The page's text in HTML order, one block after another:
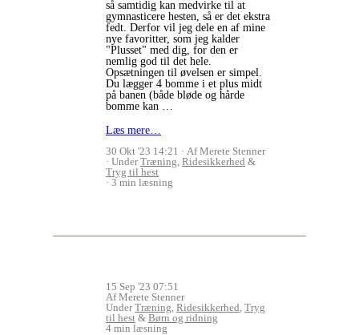
så samtidig kan medvirke til at
gymnasticere hesten, så er det ekstra
fedt. Derfor vil jeg dele en af mine
nye favoritter, som jeg kalder
"Plusset" med dig, for den er
nemlig god til det hele.
Opsætningen til øvelsen er simpel.
Du lægger 4 bomme i et plus midt
på banen (både bløde og hårde
bomme kan …
Læs mere…
30 Okt '23 14:21
Af Merete Stenner
UnderTræning Ridesikkerhed &
Tryg til hest
3 min læsning
15 Sep '23 07:51
Af Merete Stenner
UnderTræning Ridesikkerhed Tryg
til hest & Børn og ridning
4 min læsning